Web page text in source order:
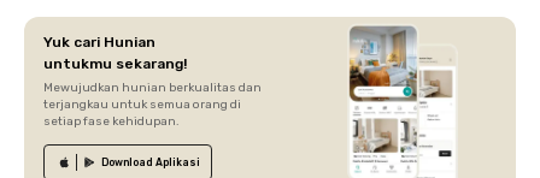
Yuk cari Hunian
untukmu sekarang!
Mewujudkan hunian berkualitas dan
terjangkau untuk semua orang di
setiap fase kehidupan.
Download Aplikasi